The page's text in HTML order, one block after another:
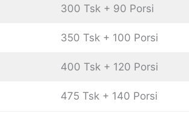
300 Tsk + 90 Porsi
350 Tsk + 100 Porsi
400 Tsk + 120 Porsi
475 Tsk + 140 Porsi